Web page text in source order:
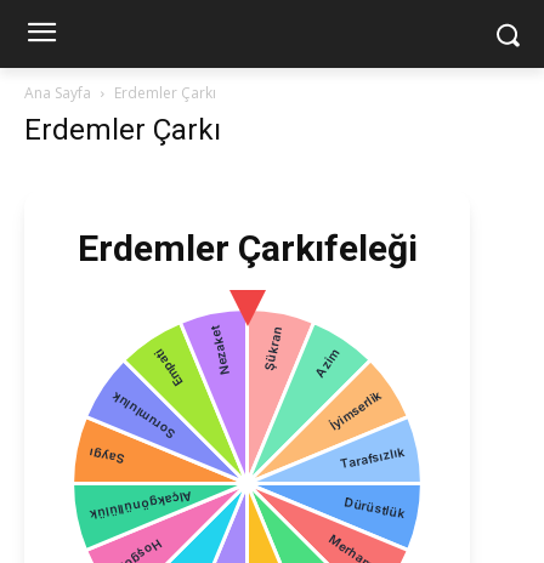
Ana Sayfa Erdemler Çarkı
Erdemler Çarkı
Erdemler Çarkıfeleği